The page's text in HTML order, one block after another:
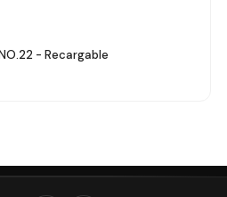
- Recargable